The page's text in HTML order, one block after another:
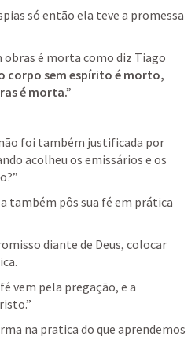
só então ela teve a promessa
obras é morta como diz Tiago
corpo sem espírito é morto,
é morta.”
foi também justificada por
acolheu os emissários e os
também pôs sua fé em prática
diante de Deus, colocar
vem pela pregação, e a
na pratica do que aprendemos